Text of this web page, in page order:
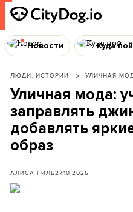
Новости Куда
ЛЮДИ, ИСТОРИИ УЛИЧНАЯ
Уличная мода:
заправлять
добавлять
образ
АЛИСА ГИЛЬ27.10.2025